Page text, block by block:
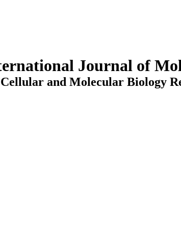
Journal of
Cellular and Molecular Biology